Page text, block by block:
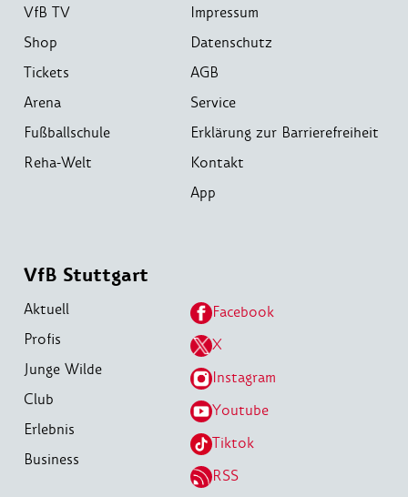
VfB TV
Shop
Tickets
Arena
Fußballschule
Reha-Welt
Impressum
Datenschutz
AGB
Service
Erklärung zur Barrierefreiheit
Kontakt
App
VfB Stuttgart
Aktuell
Profis
Junge Wilde
Club
Erlebnis
Business
Facebook
X
Instagram
Youtube
Tiktok
RSS